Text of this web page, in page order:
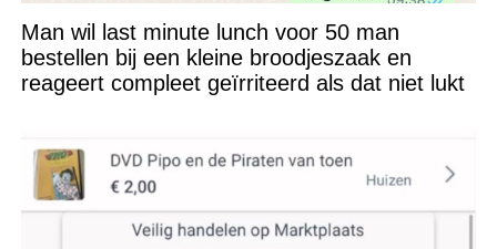
Man wil last minute lunch voor 50 man
bestellen bij een kleine broodjeszaak en
reageert compleet geïrriteerd als dat niet lukt